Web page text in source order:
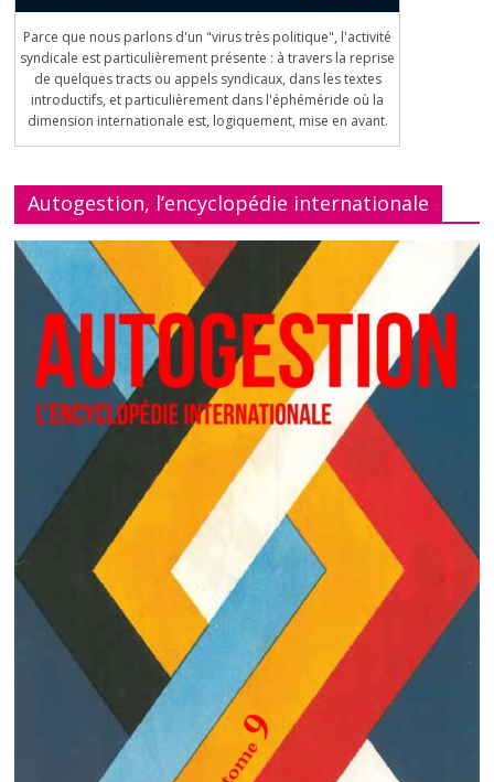
Parce que nous parlons d'un "virus très politique", l'activité
syndicale est particulièrement présente : à travers la reprise
de quelques tracts ou appels syndicaux, dans les textes
introductifs, et particulièrement dans l'éphéméride où la
dimension internationale est, logiquement, mise en avant.
Autogestion, l’encyclopédie internationale